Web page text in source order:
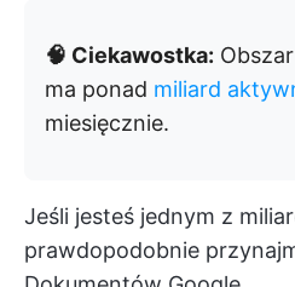
🧠 Ciekawostka:
ma ponad miliard
miesięcznie.
Jeśli jesteś jednym z
prawdopodobnie